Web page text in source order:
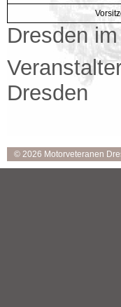
Dresden
Dresden
© 2026 Motorveteranen